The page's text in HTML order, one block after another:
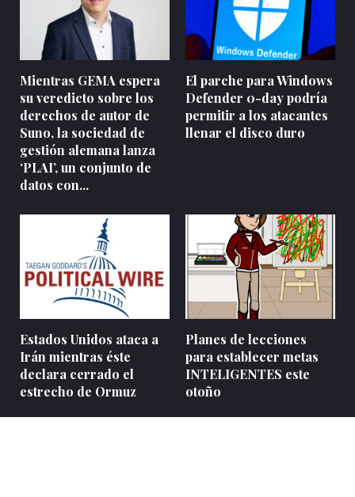
Mientras GEMA espera
su veredicto sobre los
derechos de autor de
Suno, la sociedad de
gestión alemana lanza
‘PLAI’, un conjunto de
datos con...
El parche para Windows
Defender 0-day podría
permitir a los atacantes
llenar el disco duro
Estados Unidos ataca a
Irán mientras éste
declara cerrado el
estrecho de Ormuz
Planes de lecciones
para establecer metas
INTELIGENTES este
otoño